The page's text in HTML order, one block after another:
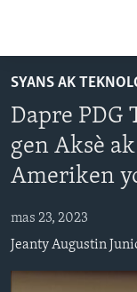
to
main
content
Skip
to
Navigation
Skip
to
LÈZETAZINI
AMERIK LATIN
ENTÈNASYONAL
VIDEO
FLASHPOINT
SYANS AK
Dapre PDG
gen Aksè
Ameriken
mas 23, 2023
Jeanty Augustin